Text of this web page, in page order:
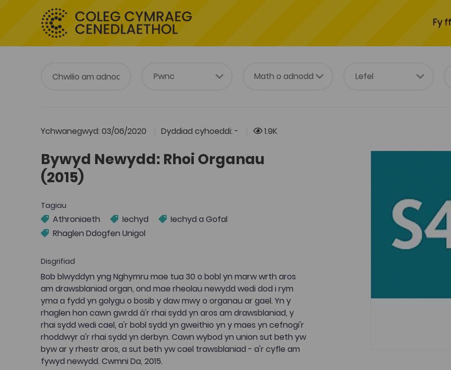
Fy
Ychwanegwyd: 03/06/2020 Dyddiad cyhoeddi: - 1.9K
Bywyd Newydd: Rhoi Organau
(2015)
Tagiau
Athroniaeth Iechyd
Iechyd a Gofal
Rhaglen Ddogfen Unigol
Disgrifiad
Bob blwyddyn yng Nghymru mae tua 30 o bobl yn marw wrth aros
am drawsblaniad organ, ond mae rheolau newydd wedi dod i rym
yma a fydd yn golygu o bosib y daw mwy o organau ar gael. Yn y
rhaglen hon cawn gwrdd â'r rhai sydd yn aros am drawsblaniad, y
rhai sydd wedi cael, a'r bobl sydd yn gweithio yn y maes yn cefnogi'r
rhoddwyr a'r rhai sydd yn derbyn. Cawn wybod yn union sut beth yw
byw ar y rhestr aros, a sut beth yw cael trawsblaniad - a'r cyfle am
fywyd newydd. Cwmni Da, 2015.